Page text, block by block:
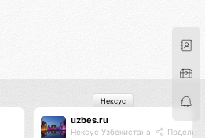
uzbes.ru
Нексус Узбекистана
Нексус